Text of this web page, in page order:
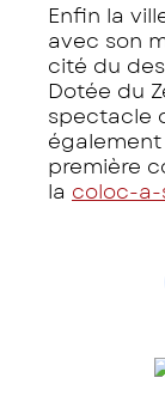
Enfin la
avec son
cité du
Dotée du
spectacle
première
la coloc-a-